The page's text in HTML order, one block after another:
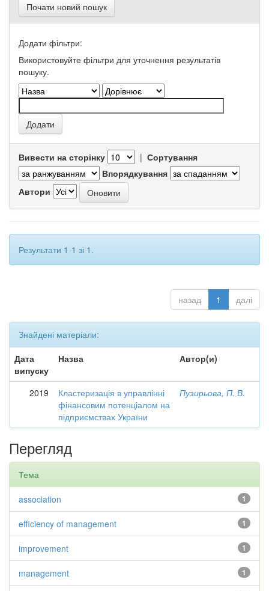
Почати новий пошук
Додати фільтри:
Використовуйте фільтри для уточнення результатів
пошуку.
Вивести на сторінку | Сортування
Впорядкування
Автори
Результати 1-1 зі 1.
назад 1 далі
Знайдені матеріали:
Дата
випуску
Назва Автор(и)
2019
Кластеризація в управлінні
фінансовим потенціалом на
підприємствах України
Пузирьова, П. В.
Перегляд
Тема
1
association
1
efficiency of management
1
improvement
1
management